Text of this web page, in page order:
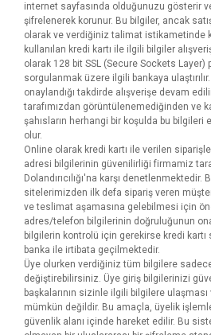
internet sayfasında olduğunuzu gösterir
şifrelenerek korunur. Bu bilgiler, ancak
olarak ve verdiğiniz talimat istikametinde
kullanılan kredi kartı ile ilgili bilgiler
olarak 128 bit SSL (Secure Sockets
sorgulanmak üzere ilgili bankaya
onaylandığı takdirde alışverişe devam
tarafımızdan görüntülenemediğinden ve
şahısların herhangi bir koşulda bu
olur.
Online olarak kredi kartı ile verilen
adresi bilgilerinin güvenilirliği firmamiz
Dolandırıcılığı'na karşı denetlenmektedir.
sitelerimizden ilk defa sipariş veren
ve teslimat aşamasına gelebilmesi için
adres/telefon bilgilerinin doğruluğunun
bilgilerin kontrolü için gerekirse kredi
banka ile irtibata geçilmektedir.
Üye olurken verdiğiniz tüm bilgilere
değiştirebilirsiniz. Üye giriş bilgilerinizi
başkalarının sizinle ilgili bilgilere
mümkün değildir. Bu amaçla, üyelik
güvenlik alanı içinde hareket edilir. Bu